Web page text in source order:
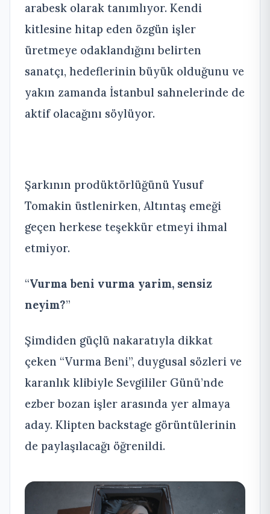
arabesk olarak tanımlıyor. Kendi
kitlesine hitap eden özgün işler
üretmeye odaklandığını belirten
sanatçı, hedeflerinin büyük olduğunu ve
yakın zamanda İstanbul sahnelerinde de
aktif olacağını söylüyor.
Şarkının prodüktörlüğünü Yusuf
Tomakin üstlenirken, Altıntaş emeği
geçen herkese teşekkür etmeyi ihmal
etmiyor.
“Vurma beni vurma yarim, sensiz
neyim?”
Şimdiden güçlü nakaratıyla dikkat
çeken “Vurma Beni”, duygusal sözleri ve
karanlık klibiyle Sevgililer Günü’nde
ezber bozan işler arasında yer almaya
aday. Klipten backstage görüntülerinin
de paylaşılacağı öğrenildi.